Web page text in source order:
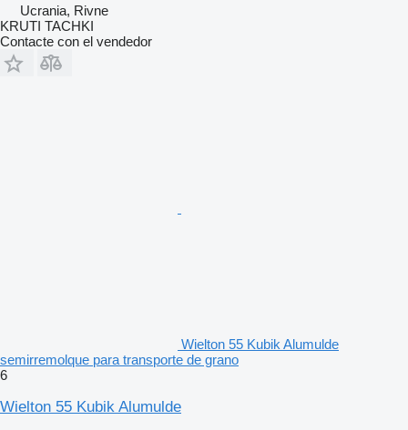
Ucrania, Rivne
KRUTI TACHKI
Contacte con el vendedor
Wielton 55 Kubik Alumulde
semirremolque para transporte de grano
6
Wielton 55 Kubik Alumulde